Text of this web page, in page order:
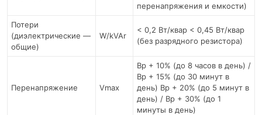
перенапряжения и емкости)
Потери
(диэлектрические —
общие)
W/kVAr
< 0,2 Вт/квар < 0,45 Вт/квар
(без разрядного резистора)
Перенапряжение Vmax
Вр + 10% (до 8 часов в день) /
Вр + 15% (до 30 минут в
день) Вр + 20% (до 5 минут в
день) / Вр + 30% (до 1
минуты в день)